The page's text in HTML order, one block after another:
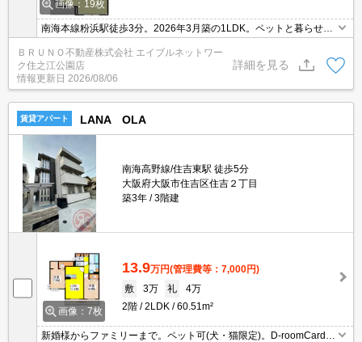
画像：19枚
南海本線粉浜駅徒歩3分。2026年3月築の1LDK。ペットと暮らせる
快適な新生活を。インターネット無料、オートロック、宅配ボック
ス等、充実の設備が魅力。
ＢＲＵＮＯ不動産株式会社 エイブルネットワー
ク住之江公園店
情報更新日 2026/08/06
詳細を見る
賃貸アパート LANA OLA
南海高野線/住吉東駅 徒歩5分
大阪府大阪市住吉区住吉２丁目
築3年
3階建
画像：7枚
13.9万円(管理費等：7,000円)
敷
3万 礼
4万
2階
2LDK 60.51m²
新婚様からファミリーまで。ペット可(犬・猫限定)。D-roomCardキ